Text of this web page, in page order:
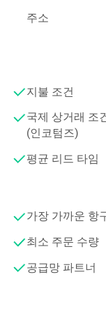
통화 라우팅 / 숫자 맵
누적 통화 시간 확인(
누적 통화수표에 따름
4) 연속 호 실패 확인
연속 저지속 통화 확
인간 행동 조건:
2) 유휴 상태 및 통화
누적 통화수표에 따
현재 4G/3G/2G
4G/3G/2G 고정
트웨이 장치 및 텔
루에 1,000세트에
서는 숙련된 엔지
경쟁 우위를 보장
위해 노력하고 있
RoHS 인증을 통
Etross 시리즈 제
전자 제품 은 다
주소
지불 조건
국제 상거래 조
(인코텀즈)
평균 리드 타임
가장 가까운 항
최소 주문 수량
공급망 파트너